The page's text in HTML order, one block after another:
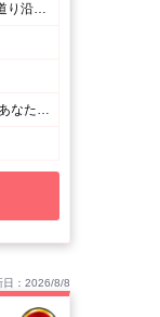
JR神田駅北口 徒歩1分 東京メトロ「銀座」線4番出口 徒歩10秒 神田駅中央道り沿い 明治書店とソフトバンクの間、1階が東京韓麺さんのビル2Fです。
≪19:00~LAST≫ ￣￣￣￣￣￣￣￣ 上記時間内で、 ★週1日、1日3h~OK! <あなたのペースで勤務OK♪> ⌒⌒⌒⌒⌒⌒⌒⌒⌒⌒⌒⌒⌒⌒⌒⌒⌒⌒⌒ 月1回の出勤でもシフト調整OK! シフトの融通がきくので、 プライベート優先で無理せずに働けます☆
日：2026/8/8